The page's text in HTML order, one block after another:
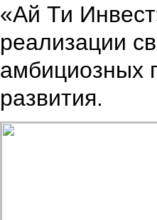
«Ай Ти
реализации
амбициозных
развития.